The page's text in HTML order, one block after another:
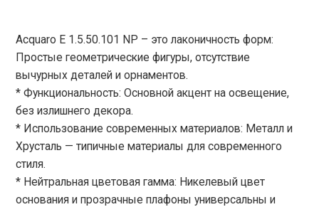
Acquaro E 1.5.50.101 NP – это лаконичность форм:
Простые геометрические фигуры, отсутствие
вычурных деталей и орнаментов.
* Функциональность: Основной акцент на освещение,
без излишнего декора.
* Использование современных материалов: Металл и
Хрусталь — типичные материалы для современного
стиля.
* Нейтральная цветовая гамма: Никелевый цвет
основания и прозрачные плафоны универсальны и